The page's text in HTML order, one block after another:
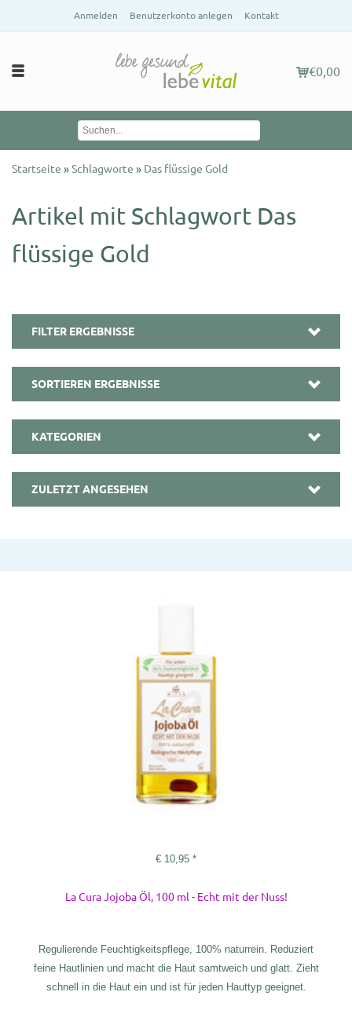
Anmelden Benutzerkonto anlegen Kontakt
€0,00
Startseite »Schlagworte » Das flüssige Gold
Artikel mit Schlagwort Das
flüssige Gold
FILTER ERGEBNISSE
SORTIEREN ERGEBNISSE
KATEGORIEN
ZULETZT ANGESEHEN
€ 10,95 *
La Cura Jojoba Öl, 100 ml - Echt mit der Nuss!
Regulierende Feuchtigkeitspflege, 100% naturrein. Reduziert
feine Hautlinien und macht die Haut samtweich und glatt. Zieht
schnell in die Haut ein und ist für jeden Hauttyp geeignet.